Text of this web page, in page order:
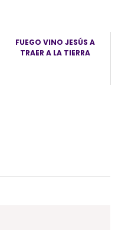
FUEGO VINO JESÚS A
TRAER A LA TIERRA